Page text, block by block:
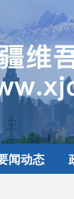
闻动态